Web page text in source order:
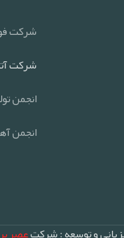
شرکت
شرکت
انجمن
انجمن
و توسعه : شرکتعصر